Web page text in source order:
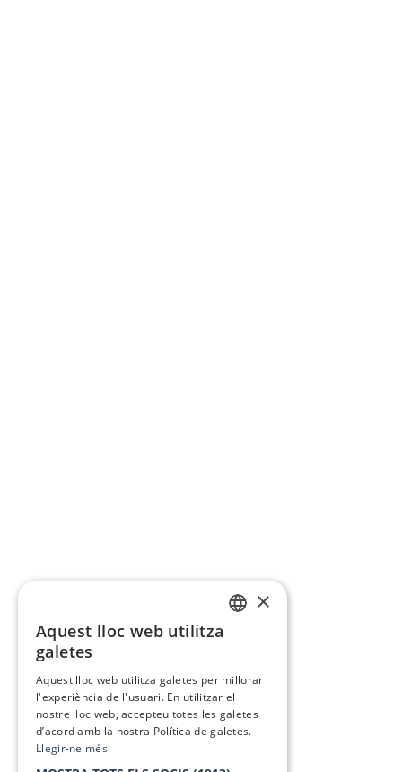
×
Aquest lloc web utilitza
galetes
Aquest lloc web utilitza galetes per millorar
l'experiència de l'usuari. En utilitzar el
nostre lloc web, accepteu totes les galetes
d’acord amb la nostra Política de galetes.
Llegir-ne més